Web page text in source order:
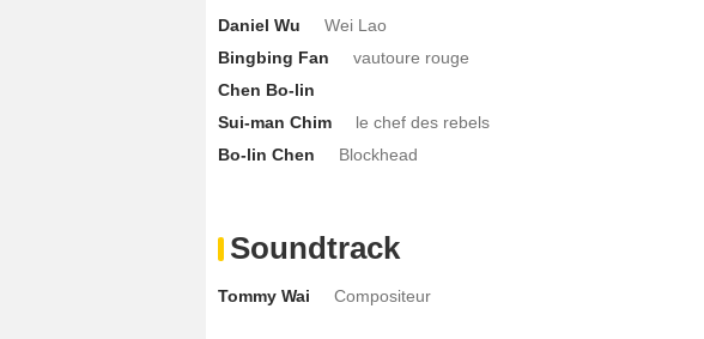
Daniel Wu
Wei Lao
Bingbing Fan
vautoure rouge
Chen Bo-lin
Sui-man Chim
le chef des rebels
Bo-lin Chen
Blockhead
Soundtrack
Tommy Wai Compositeur